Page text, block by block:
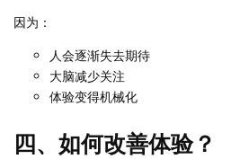
因为：
人会逐渐失去期待
大脑减少关注
体验变得机械化
四、如何改善体验？